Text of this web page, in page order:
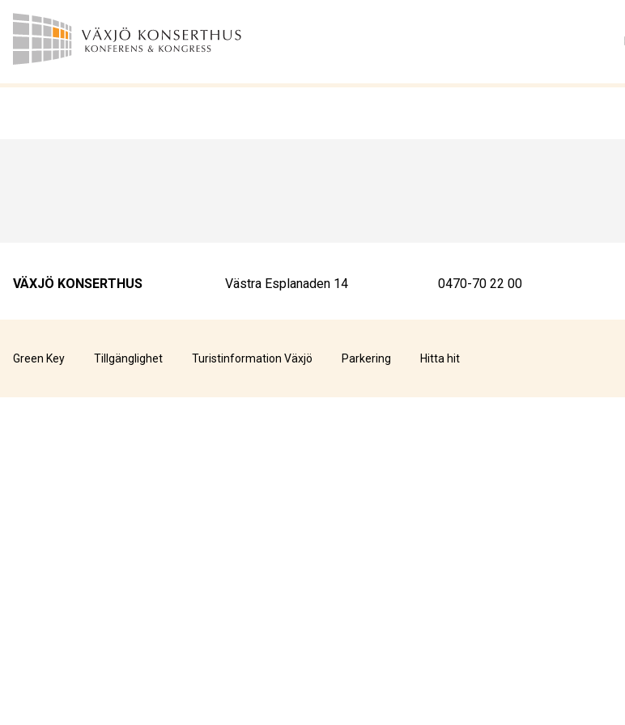
VÄXJÖ KONSERTHUS Västra Esplanaden 14 0470-70 22 00
Green Key Tillgänglighet Turistinformation Växjö Parkering Hitta hit